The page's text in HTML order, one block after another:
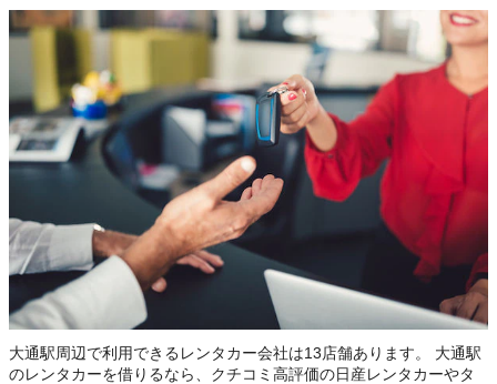
大通駅周辺で利用できるレンタカー会社は13店舗あります。 大通駅
のレンタカーを借りるなら、クチコミ高評価の日産レンタカーやタ